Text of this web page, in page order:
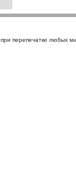
при перепечатке любых